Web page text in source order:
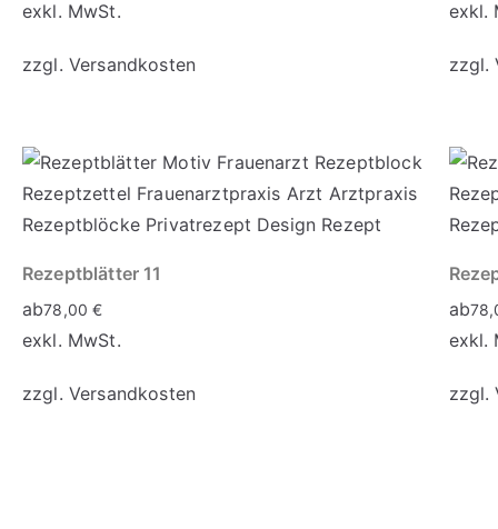
exkl. MwSt.
zzgl. Versandkosten
exkl.
zzgl.
Rezeptblätter 11
ab78,00€
exkl. MwSt.
zzgl. Versandkosten
ab
exkl.
zzgl.